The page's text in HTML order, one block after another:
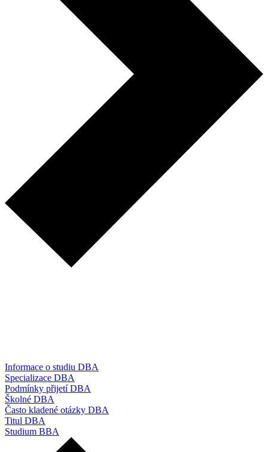
Informace o studiu DBA
Specializace DBA
Podmínky přijetí DBA
Školné DBA
Často kladené otázky DBA
Titul DBA
Studium BBA